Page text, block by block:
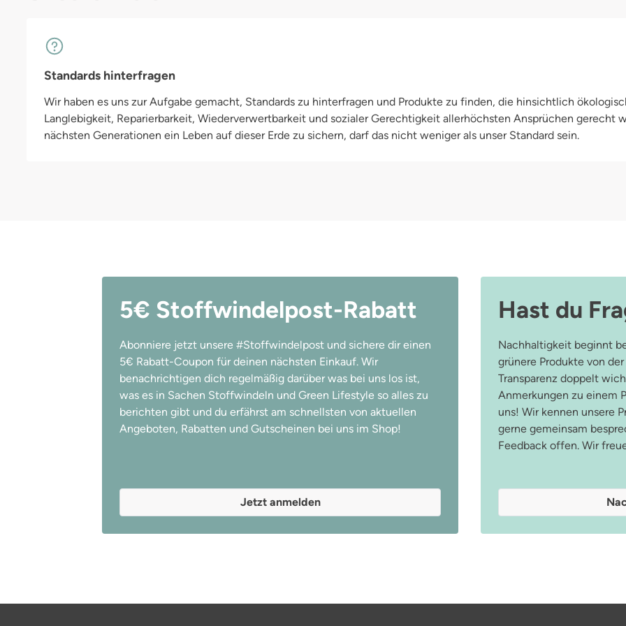
Standards hinterfragen
Wir haben es uns zur Aufgabe gemacht, Standards zu hinterfragen und Produkte zu finden, die hinsichtlich
Langlebigkeit, Reparierbarkeit, Wiederverwertbarkeit und sozialer Gerechtigkeit allerhöchsten Ansprüchen gerecht
nächsten Generationen ein Leben auf dieser Erde zu sichern, darf das nicht weniger als unser Standard sein.
5€ Stoffwindelpost-Rabatt
Abonniere jetzt unsere #Stoffwindelpost und sichere dir einen
5€ Rabatt-Coupon für deinen nächsten Einkauf. Wir
benachrichtigen dich regelmäßig darüber was bei uns los ist,
was es in Sachen Stoffwindeln und Green Lifestyle so alles zu
berichten gibt und du erfährst am schnellsten von aktuellen
Angeboten, Rabatten und Gutscheinen bei uns im Shop!
Jetzt anmelden
Hast du
Nachhaltigkeit beginnt
grünere Produkte von
Transparenz doppelt
Anmerkungen zu einem
uns! Wir kennen unsere
gerne gemeinsam
Feedback offen. Wir